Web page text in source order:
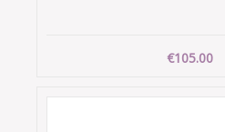
€105.00